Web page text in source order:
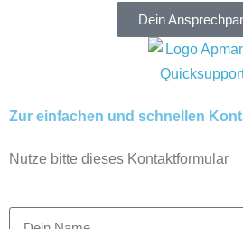
Dein
Zur einfachen und schnellen
Nutze bitte dieses Kontaktformular